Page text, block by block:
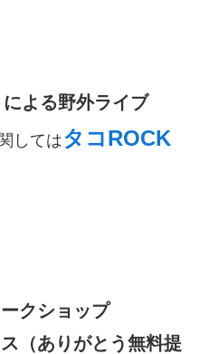
よる野外ライブ
してはタコROCK
クショップ
（ありがとう無料提